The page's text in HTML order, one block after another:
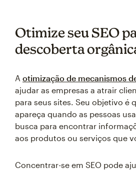
Otimize seu SEO
descoberta
A otimização de mecanismos
ajudar as empresas a atrair
para seus sites. Seu objetivo é
apareça quando as pessoas
busca para encontrar
aos produtos ou serviços que
Concentrar-se em SEO pode